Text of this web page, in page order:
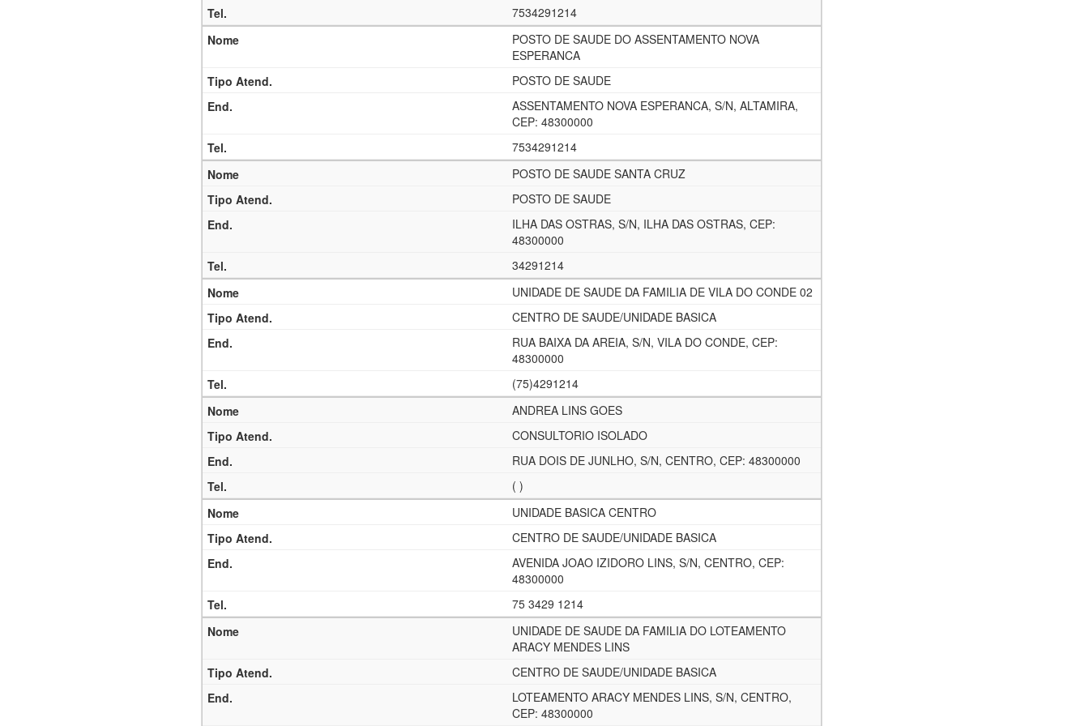
7534291214
POSTO DE SAUDE DO ASSENTAMENTO NOVA
ESPERANCA
POSTO DE SAUDE
ASSENTAMENTO NOVA ESPERANCA, S/N, ALTAMIRA,
CEP: 48300000
7534291214
POSTO DE SAUDE SANTA CRUZ
POSTO DE SAUDE
ILHA DAS OSTRAS, S/N, ILHA DAS OSTRAS, CEP:
48300000
34291214
UNIDADE DE SAUDE DA FAMILIA DE VILA DO CONDE 02
CENTRO DE SAUDE/UNIDADE BASICA
RUA BAIXA DA AREIA, S/N, VILA DO CONDE, CEP:
48300000
(75)4291214
ANDREA LINS GOES
CONSULTORIO ISOLADO
RUA DOIS DE JUNLHO, S/N, CENTRO, CEP: 48300000
( )
UNIDADE BASICA CENTRO
CENTRO DE SAUDE/UNIDADE BASICA
AVENIDA JOAO IZIDORO LINS, S/N, CENTRO, CEP:
48300000
75 3429 1214
UNIDADE DE SAUDE DA FAMILIA DO LOTEAMENTO
ARACY MENDES LINS
CENTRO DE SAUDE/UNIDADE BASICA
LOTEAMENTO ARACY MENDES LINS, S/N, CENTRO,
CEP: 48300000